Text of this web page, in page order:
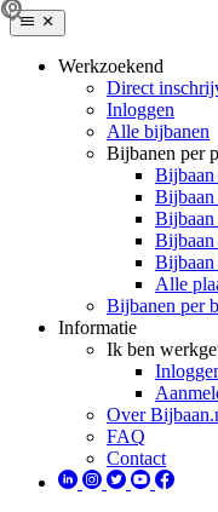
Werkzoekend
Direct
Inloggen
Alle bijbanen
Bijbanen per
Bijbaan
Bijbaan
Bijbaan
Alle
Bijbanen per
Informatie
Ik ben
Over
FAQ
Contact